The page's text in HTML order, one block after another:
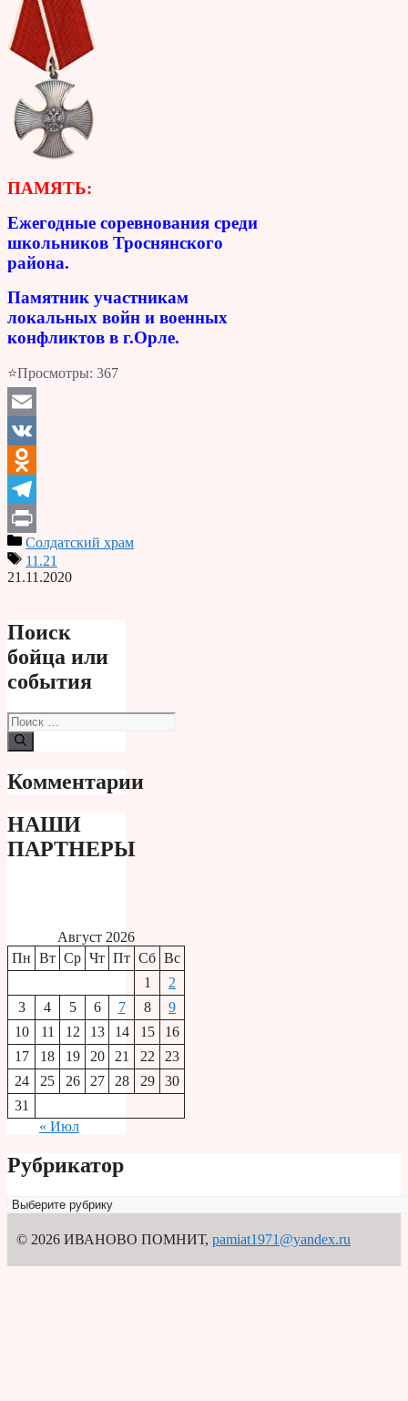
ПАМЯТЬ:
Ежегодные соревнования среди
школьников Троснянского
района.
Памятник участникам
локальных войн и военных
конфликтов в г.Орле.
⭐Просмотры: 367
Email
VK
Odnoklassniki
Telegram
PrintСолдатский храм
11.21
21.11.2020
Поиск
бойца или
события
Поиск:
Комментарии
НАШИ
ПАРТНЕРЫ
Август 2026
Пн Вт Ср Чт Пт Сб Вс
1
2
3
4 5 6 7 8
9
10
11 12 13 14 15
16
17
18 19 20 21 22
23
24
25 26 27 28 29
30
31
« Июл
Рубрикатор
Рубрикатор
© 2026 ИВАНОВО ПОМНИТ, pamiat1971@yandex.ru